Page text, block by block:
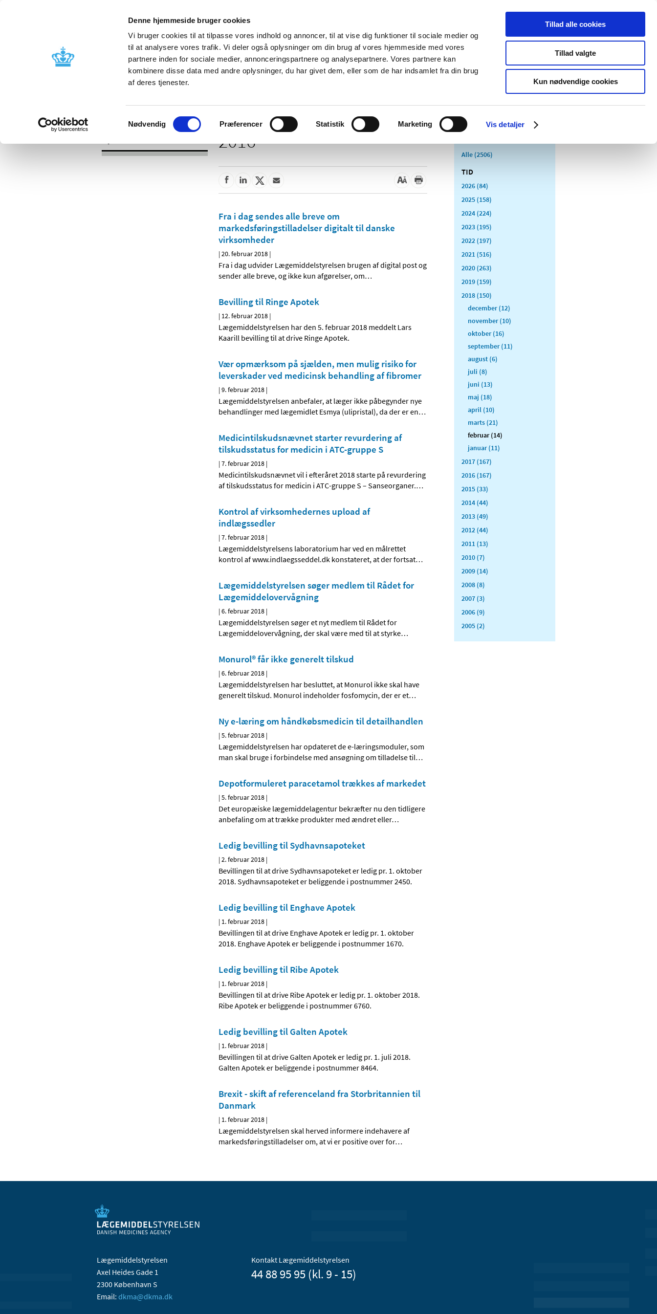
Denne hjemmeside bruger cookies
Vi bruger cookies til at tilpasse vores indhold og annoncer, til at vise dig funktioner til sociale medier og
til at analysere vores trafik. Vi deler også oplysninger om din brug af vores hjemmeside med vores
partnere inden for sociale medier, annonceringspartnere og analysepartnere. Vores partnere kan
kombinere disse data med andre oplysninger, du har givet dem, eller som de har indsamlet fra din brug
af deres tjenester.
Samtykkevalg
Nødvendig Præferencer Statistik Marketing Vis detaljer
Tillad alle cookies
Tillad valgte
Kun nødvendige cookies
Nyheder Om os Kontakt Udgivelser
Godkendelse og
Bivirkninger og
produktinformation
Tilskud og
Apoteker og salg af
Medicinsk
Særlige
produktområder
2016
Fra i dag sendes alle breve om
markedsføringstilladelser digitalt til danske
virksomheder
|20. februar 2018 |
Fra i dag udvider Lægemiddelstyrelsen brugen af digital post og
sender alle breve, og ikke kun afgørelser, om…
Bevilling til Ringe Apotek
| 12. februar 2018 |
Lægemiddelstyrelsen har den 5. februar 2018 meddelt Lars
Kaarill bevilling til at drive Ringe Apotek.
Vær opmærksom på sjælden, men mulig risiko for
leverskader ved medicinsk behandling af fibromer
|9. februar 2018 |
Lægemiddelstyrelsen anbefaler, at læger ikke påbegynder nye
behandlinger med lægemidlet Esmya (ulipristal), da der er en…
Medicintilskudsnævnet starter revurdering af
tilskudsstatus for medicin i ATC-gruppe S
|7. februar 2018 |
Medicintilskudsnævnet vil i efteråret 2018 starte på revurdering
af tilskudsstatus for medicin i ATC-gruppe S – Sanseorganer.…
Kontrol af virksomhedernes upload af
indlægssedler
|7. februar 2018 |
Lægemiddelstyrelsens laboratorium har ved en målrettet
kontrol af www.indlaegsseddel.dk konstateret, at der fortsat…
Lægemiddelstyrelsen søger medlem til Rådet for
Lægemiddelovervågning
|6. februar 2018 |
Lægemiddelstyrelsen søger et nyt medlem til Rådet for
Lægemiddelovervågning, der skal være med til at styrke…
Monurol® får ikke generelt tilskud
|6. februar 2018 |
Lægemiddelstyrelsen har besluttet, at Monurol ikke skal have
generelt tilskud. Monurol indeholder fosfomycin, der er et…
Ny e-læring om håndkøbsmedicin til detailhandlen
|5. februar 2018 |
Lægemiddelstyrelsen har opdateret de e-læringsmoduler, som
man skal bruge i forbindelse med ansøgning om tilladelse til…
Depotformuleret paracetamol trækkes af markedet
|5. februar 2018 |
Det europæiske lægemiddelagentur bekræfter nu den tidligere
anbefaling om at trække produkter med ændret eller…
Ledig bevilling til Sydhavnsapoteket
|2. februar 2018 |
Bevillingen til at drive Sydhavnsapoteket er ledig pr. 1. oktober
2018. Sydhavnsapoteket er beliggende i postnummer 2450.
Ledig bevilling til Enghave Apotek
| 1. februar 2018 |
Bevillingen til at drive Enghave Apotek er ledig pr. 1. oktober
2018. Enghave Apotek er beliggende i postnummer 1670.
Ledig bevilling til Ribe Apotek
| 1. februar 2018 |
Bevillingen til at drive Ribe Apotek er ledig pr. 1. oktober 2018.
Ribe Apotek er beliggende i postnummer 6760.
Ledig bevilling til Galten Apotek
| 1. februar 2018 |
Bevillingen til at drive Galten Apotek er ledig pr. 1. juli 2018.
Galten Apotek er beliggende i postnummer 8464.
Brexit - skift af referenceland fra Storbritannien til
Danmark
| 1. februar 2018 |
Lægemiddelstyrelsen skal herved informere indehavere af
markedsføringstilladelser om, at vi er positive over for…
Alle (2506)
TID
2026 (84)
2025 (158)
2024 (224)
2023 (195)
2022 (197)
2021 (516)
2020 (263)
2019 (159)
2018 (150)
december (12)
november (10)
oktober (16)
september (11)
august (6)
juli (8)
juni (13)
maj (18)
april (10)
marts (21)
februar (14)
januar (11)
2017 (167)
2016 (167)
2015 (33)
2014 (44)
2013 (49)
2012 (44)
2011 (13)
2010 (7)
2009 (14)
2008 (8)
2007 (3)
2006 (9)
2005 (2)
Lægemiddelstyrelsen
Axel Heides Gade 1
2300 København S
Email: dkma@dkma.dk
Kontakt Lægemiddelstyrelsen
44 88 95 95 (kl. 9 - 15)